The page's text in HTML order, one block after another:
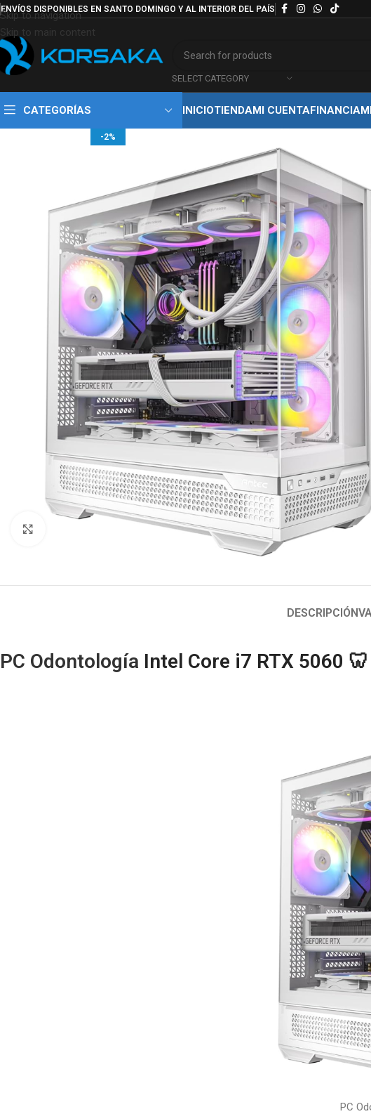
Skip to navigation
Skip to main content
ENVÍOS DISPONIBLES EN SANTO DOMINGO Y AL INTERIOR DEL PAÍS
SELECT CATEGORY
CATEGORÍAS INICIOTIENDAMI CUENTA
-2%
DESCRIPCIÓN
PC Odontología Intel Core i7 RTX 5060 🦷
PC